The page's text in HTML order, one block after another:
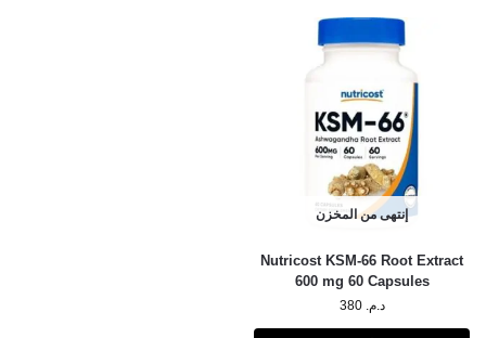
إنتهى من المخزن
Nutricost KSM-66 Root Extract
600 mg 60 Capsules
د.م. 380